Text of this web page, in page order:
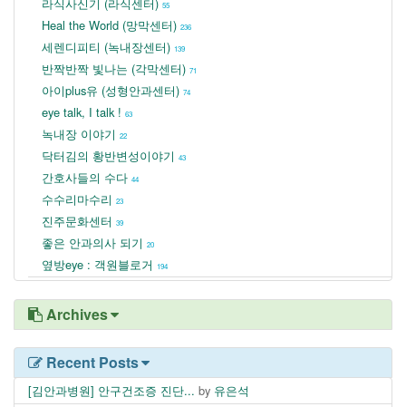
라식사신기 (라식센터) 55
Heal the World (망막센터) 236
세렌디피티 (녹내장센터) 139
반짝반짝 빛나는 (각막센터) 71
아이plus유 (성형안과센터) 74
eye talk, I talk ! 63
녹내장 이야기 22
닥터김의 황반변성이야기 43
간호사들의 수다 44
수수리마수리 23
진주문화센터 39
좋은 안과의사 되기 20
옆방eye : 객원블로거 194
Archives
Recent Posts
[김안과병원] 안구건조증 진단... by 유은석